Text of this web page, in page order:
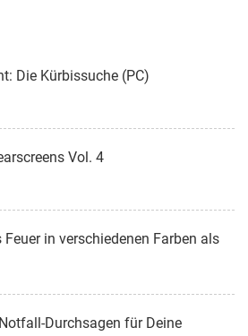
Die Kürbissuche (PC)
Vol. 4
Feuer in verschiedenen Farben als
Durchsagen für Deine